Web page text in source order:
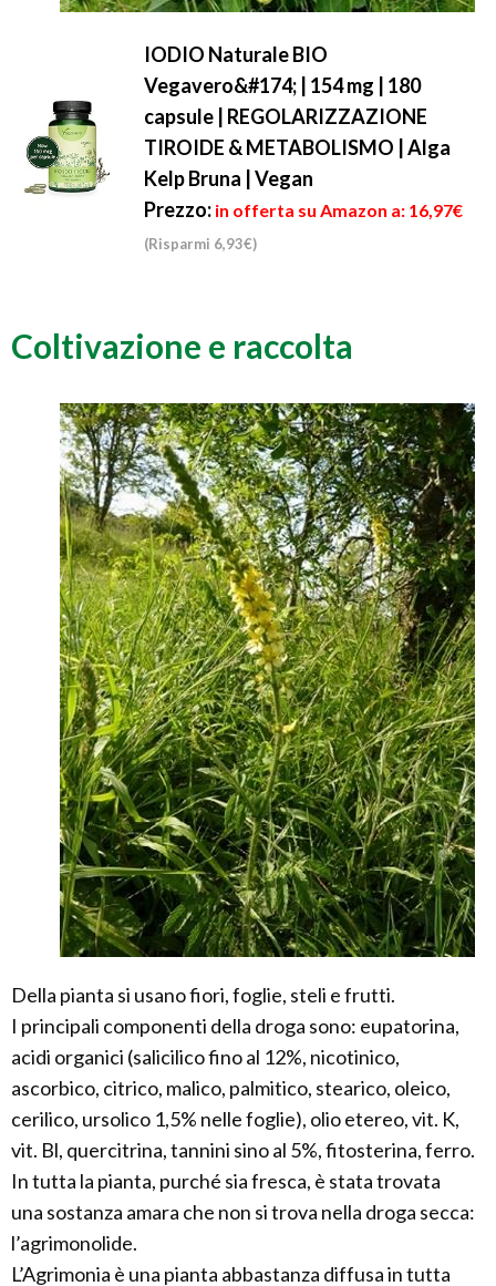
IODIO Naturale BIO
Vegavero&#174; | 154 mg | 180
capsule | REGOLARIZZAZIONE
TIROIDE & METABOLISMO | Alga
Kelp Bruna | Vegan
Prezzo: in offerta su Amazon a: 16,97€
(Risparmi 6,93€)
Coltivazione e raccolta
Della pianta si usano fiori, foglie, steli e frutti.
I principali componenti della droga sono: eupatorina,
acidi organici (salicilico fino al 12%, nicotinico,
ascorbico, citrico, malico, palmitico, stearico, oleico,
cerilico, ursolico 1,5% nelle foglie), olio etereo, vit. K,
vit. Bl, quercitrina, tannini sino al 5%, fitosterina, ferro.
In tutta la pianta, purché sia fresca, è stata trovata
una sostanza amara che non si trova nella droga secca:
l’agrimonolide.
L’Agrimonia è una pianta abbastanza diffusa in tutta